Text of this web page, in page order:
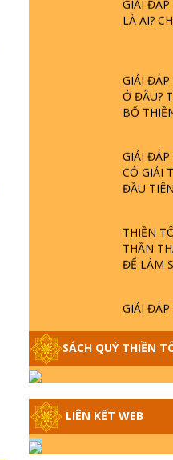
LÀ AI?
Ở ĐÂU?
BỐ
CÓ GIẢI
ĐẦU
THẦN
ĐỂ LÀM
LOÀI CÔ
NÀO
NGUỒN
TẦNG
SÁCH QUÝ THIỀN
LIÊN KẾT WEB